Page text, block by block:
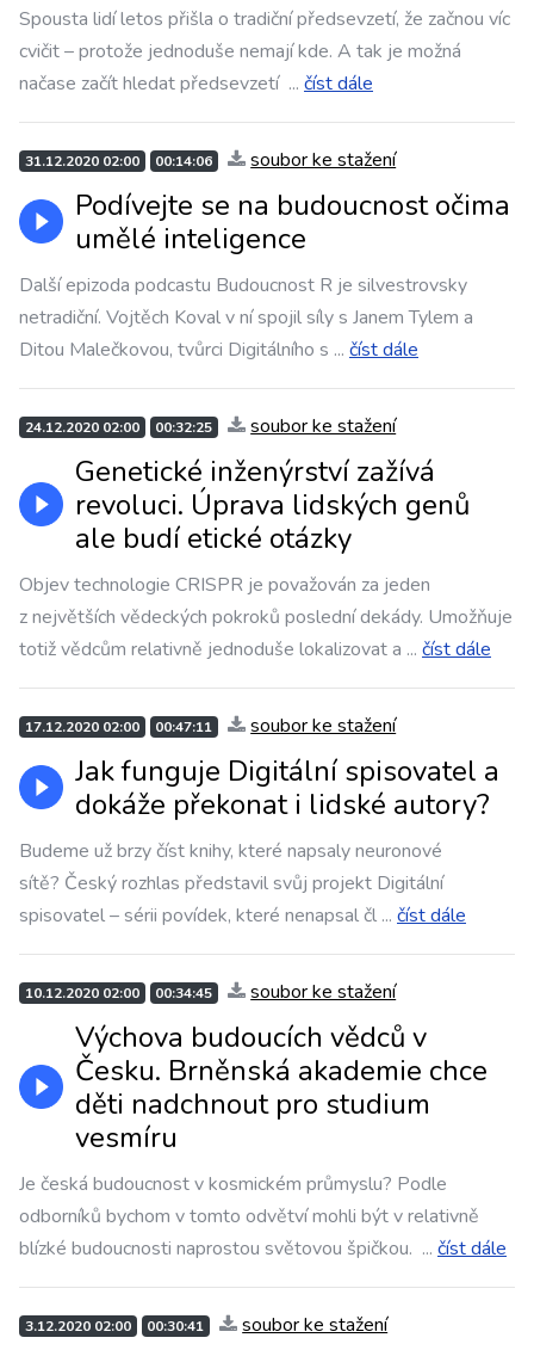
Spousta lidí letos přišla o tradiční předsevzetí, že začnou víc
cvičit – protože jednoduše nemají kde. A tak je možná
načase začít hledat předsevzetí ... číst dále
31.12.2020 02:00 00:14:06 soubor ke stažení
Podívejte se na budoucnost očima
umělé inteligence
Další epizoda podcastu Budoucnost R je silvestrovsky
netradiční. Vojtěch Koval v ní spojil síly s Janem Tylem a
Ditou Malečkovou, tvůrci Digitálního s ... číst dále
24.12.2020 02:00 00:32:25 soubor ke stažení
Genetické inženýrství zažívá
revoluci. Úprava lidských genů
ale budí etické otázky
Objev technologie CRISPR je považován za jeden
z největších vědeckých pokroků poslední dekády. Umožňuje
totiž vědcům relativně jednoduše lokalizovat a ... číst dále
17.12.2020 02:00 00:47:11 soubor ke stažení
Jak funguje Digitální spisovatel a
dokáže překonat i lidské autory?
Budeme už brzy číst knihy, které napsaly neuronové
sítě? Český rozhlas představil svůj projekt Digitální
spisovatel – sérii povídek, které nenapsal čl ... číst dále
10.12.2020 02:00 00:34:45 soubor ke stažení
Výchova budoucích vědců v
Česku. Brněnská akademie chce
děti nadchnout pro studium
vesmíru
Je česká budoucnost v kosmickém průmyslu? Podle
odborníků bychom v tomto odvětví mohli být v relativně
blízké budoucnosti naprostou světovou špičkou. ... číst dále
3.12.2020 02:00 00:30:41 soubor ke stažení